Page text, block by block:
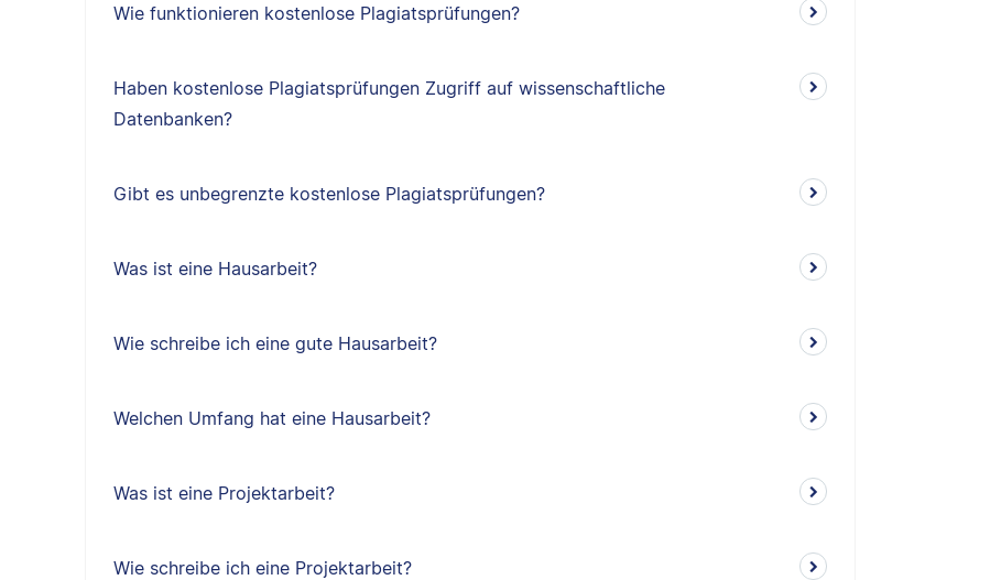
Wie funktionieren kostenlose Plagiatsprüfungen?
Haben kostenlose Plagiatsprüfungen Zugriff auf wissenschaftliche
Datenbanken?
Gibt es unbegrenzte kostenlose Plagiatsprüfungen?
Was ist eine Hausarbeit?
Wie schreibe ich eine gute Hausarbeit?
Welchen Umfang hat eine Hausarbeit?
Was ist eine Projektarbeit?
Wie schreibe ich eine Projektarbeit?